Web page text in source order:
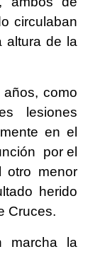
circulaban
altura de la
como
lesiones
en el
por el
otro menor
herido
Cruces.
marcha la